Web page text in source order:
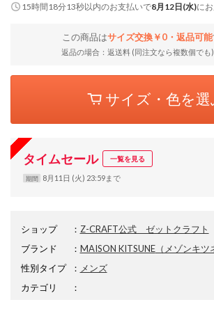
15時間18分12秒以内のお支払いで8月12日(水)に
この商品はサイズ交換￥0・返品可能
返品の場合：返送料 (同注文なら複数個でも
サイズ・色を選
タイムセール 一覧を見る
期間 8月11日 (火) 23:59まで
ショップ ： Z-CRAFT公式 ゼットクラフト
ブランド
： MAISON KITSUNE（メゾンキツ
性別タイプ
： メンズ
カテゴリ
：